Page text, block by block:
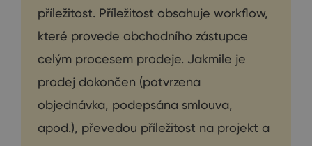
příležitost. Příležitost obsahuje workflow,
které provede obchodního zástupce
celým procesem prodeje. Jakmile je
prodej dokončen (potvrzena
objednávka, podepsána smlouva,
apod.), převedou příležitost na projekt a